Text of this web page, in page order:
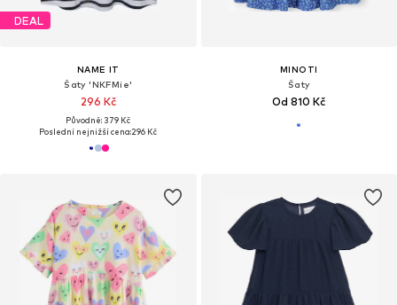
DEAL
NAME IT
Šaty 'NKFMie'
296 Kč
Původně: 379 Kč
Poslední nejnižší cena:296 Kč
MINOTI
Šaty
Od 810 Kč